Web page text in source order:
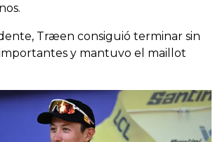
Træen consiguió terminar sin
y mantuvo el maillot